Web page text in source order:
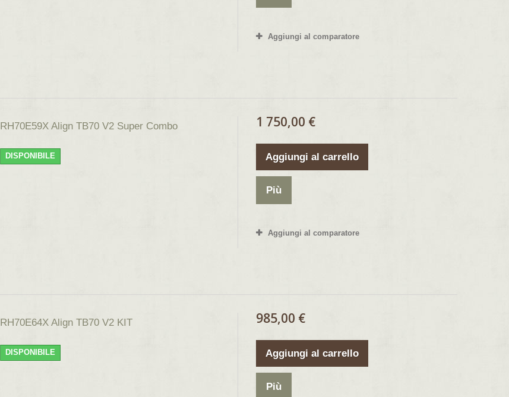
Aggiungi al comparatore
RH70E59X Align TB70 V2 Super Combo
DISPONIBILE
1 750,00 €
Aggiungi al carrello
Più
Aggiungi al comparatore
RH70E64X Align TB70 V2 KIT
DISPONIBILE
985,00 €
Aggiungi al carrello
Più